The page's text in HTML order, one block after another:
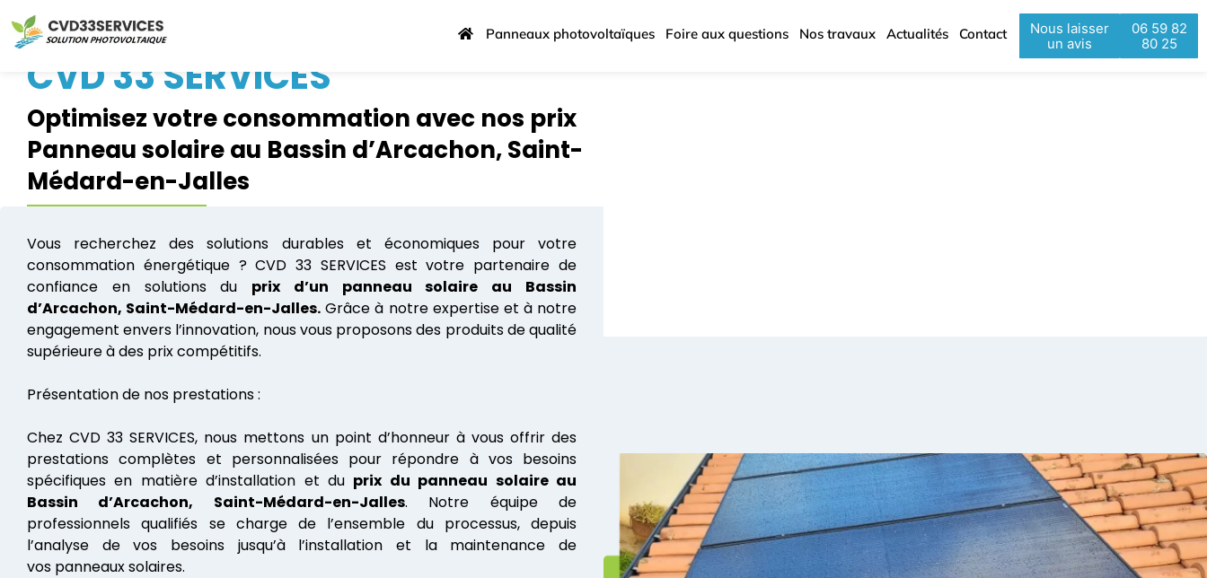
Panneaux photovoltaïques Foire aux questions Nos travaux Actualités Contact
Nous laisser
un avis
06 59 82
80 25
CVD 33 SERVICES
Optimisez votre consommation avec nos prix
Panneau solaire au Bassin d’Arcachon, Saint-
Médard-en-Jalles
Vous recherchez des solutions durables et économiques pour votre
consommation énergétique ? CVD 33 SERVICES est votre partenaire de
confiance en solutions du prix d’un panneau solaire au Bassin
d’Arcachon, Saint-Médard-en-Jalles. Grâce à notre expertise et à notre
engagement envers l’innovation, nous vous proposons des produits de qualité
supérieure à des prix compétitifs.
Présentation de nos prestations :
Chez CVD 33 SERVICES, nous mettons un point d’honneur à vous offrir des
prestations complètes et personnalisées pour répondre à vos besoins
spécifiques en matière d’installation et du prix du panneau solaireau
Bassin d’Arcachon, Saint-Médard-en-Jalles. Notre équipe de
professionnels qualifiés se charge de l’ensemble du processus, depuis
l’analyse de vos besoins jusqu’à l’installation et la maintenance de
vos panneaux solaires.